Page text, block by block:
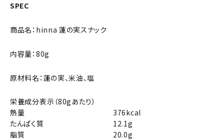
SPEC
商品名：hinna 蓮の実スナック
内容量：80g
原材料名：蓮の実、米油、塩
栄養成分表示（80gあたり）
熱量
376kcal
たんぱく質
12.1g
脂質
20.0g